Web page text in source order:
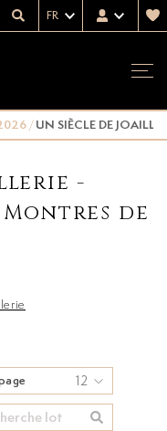
FR
/UN SIÈCLE DE
-
de
12